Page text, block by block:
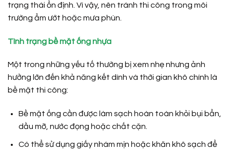
trạng thái ổn định. Vì vậy, nên tránh thi công trong môi
trường ẩm ướt hoặc mưa phùn.
Tình trạng bề mặt ống nhựa
Một trong những yếu tố thường bị xem nhẹ nhưng ảnh
hưởng lớn đến khả năng kết dính và thời gian khô chính là
bề mặt thi công:
Bề mặt ống cần được làm sạch hoàn toàn khỏi bụi bẩn,
dầu mỡ, nước đọng hoặc chất cặn.
Có thể sử dụng giấy nhám mịn hoặc khăn khô sạch để